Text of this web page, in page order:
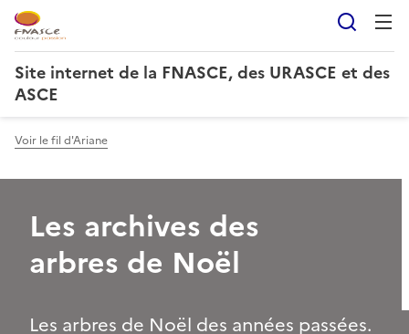
Site internet de la FNASCE, des URASCE et des
ASCE
Voir le fil d'Ariane
Les archives des
arbres de Noël
Les arbres de Noël des années passées.